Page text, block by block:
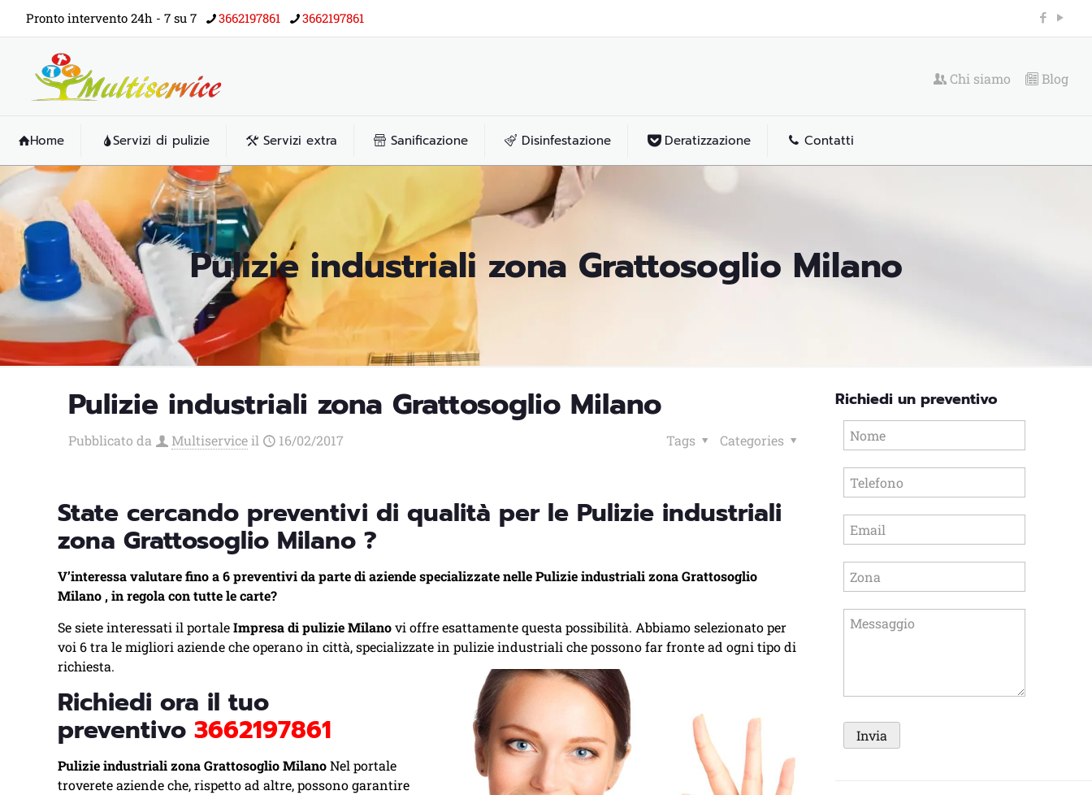
Pronto intervento 24h - 7 su 7 3662197861 3662197861
Home Servizi di pulizie Servizi extra Sanificazione Disinfestazione Deratizzazione Contatti
Chi siamo Blog
Pulizie industriali zona Grattosoglio Milano
Pulizie industriali zona Grattosoglio Milano
Pubblicato da Multiservice il 16/02/2017 Categories
Tags
State cercando preventivi di qualità per le Pulizie industriali
zona Grattosoglio Milano ?
V’interessa valutare fino a 6 preventivi da parte di aziende specializzate nelle Pulizie industriali zona Grattosoglio
Milano , in regola con tutte le carte?
Se siete interessati il portaleImpresa di pulizie Milanovi offre esattamente questa possibilità. Abbiamo selezionato per
voi 6 tra le migliori aziende che operano in città, specializzate in pulizie industriali che possono far fronte ad ogni tipo di
richiesta.
Richiedi ora il tuo
preventivo3662197861
Pulizie industriali zona Grattosoglio MilanoNel portale
troverete aziende che, rispetto ad altre, possono garantire
Richiedi un preventivo